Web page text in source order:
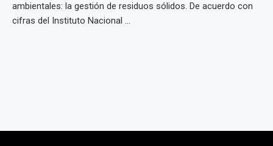
ambientales: la gestión de residuos sólidos. De acuerdo con
cifras del Instituto Nacional ...